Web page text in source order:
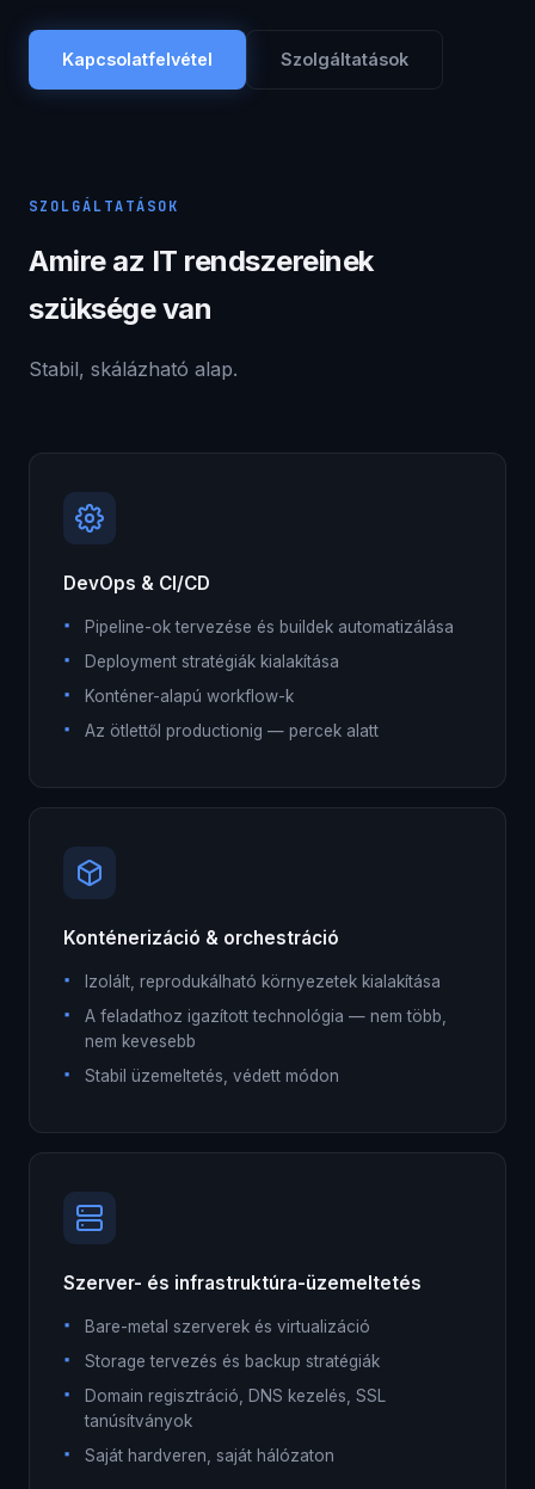
Kapcsolatfelvétel Szolgáltatások
SZOLGÁLTATÁSOK
Amire az IT rendszereinek
szüksége van
Stabil, skálázható alap.
DevOps & CI/CD
Pipeline-ok tervezése és buildek automatizálása
Deployment stratégiák kialakítása
Konténer-alapú workflow-k
Az ötlettől productionig — percek alatt
Konténerizáció & orchestráció
Izolált, reprodukálható környezetek kialakítása
A feladathoz igazított technológia — nem több,
nem kevesebb
Stabil üzemeltetés, védett módon
Szerver- és infrastruktúra-üzemeltetés
Bare-metal szerverek és virtualizáció
Storage tervezés és backup stratégiák
Domain regisztráció, DNS kezelés, SSL
tanúsítványok
Saját hardveren, saját hálózaton